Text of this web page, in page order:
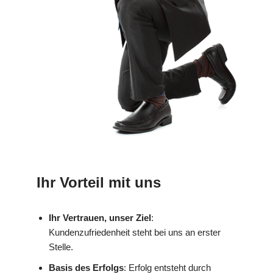
Ihr Vorteil mit uns
Ihr Vertrauen, unser Ziel:
Kundenzufriedenheit steht bei uns an erster
Stelle.
Basis des Erfolgs: Erfolg entsteht durch